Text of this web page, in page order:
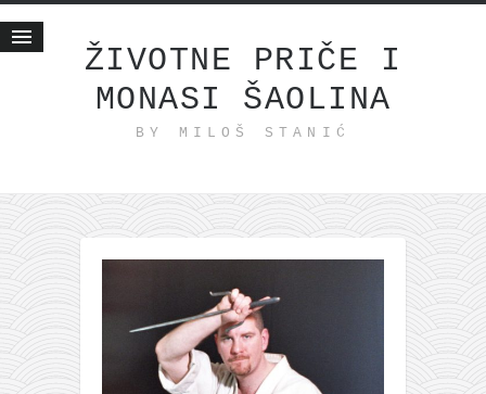
ŽIVOTNE PRIČE I
MONASI ŠAOLINA
BY MILOŠ STANIĆ
Životne priče
internet poslovanje
ishranom do zdravlja
moj haiku
bonus sadržaj
Svetlopis